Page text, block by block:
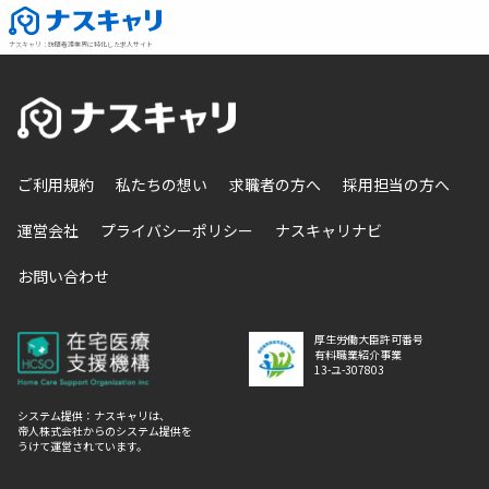
ナスキャリ ： 訪問看護業界に特化した求人サイト
ご利用規約 私たちの想い 求職者の方へ 採用担当の方へ
運営会社 プライバシーポリシー ナスキャリナビ
お問い合わせ
厚生労働大臣許可番号
有料職業紹介事業
13-ユ-307803
システム提供：ナスキャリは、
帝人株式会社からのシステム提供を
うけて運営されています。